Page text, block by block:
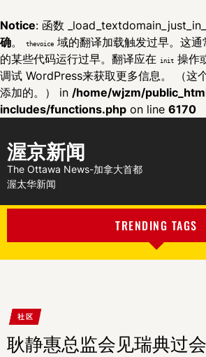
Notice: 函数
确。 thevoice 域的翻译加载触发过早。这
的某些代码运行过早。翻译应在
init 操作
调试 WordPress来获取更多信息。 （这
添加的。） in /home/wjzm/
includes/functions.php on line 6170
渥京新闻
The Ottawa News-加拿大首都
渥太华新闻
TRENDING TAGS
社区
耿静惠总监会见瑞典过